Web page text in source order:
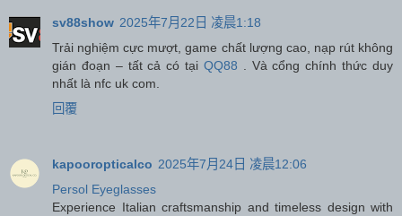
sv88show 2025年7月22日 凌晨1:18
Trải nghiệm cực mượt, game chất lượng cao, nạp rút không
gián đoạn – tất cả có tại QQ88 . Và cổng chính thức duy
nhất là nfc uk com.
回覆
kapooropticalco 2025年7月24日 凌晨12:06
Persol Eyeglasses
Experience Italian craftsmanship and timeless design with